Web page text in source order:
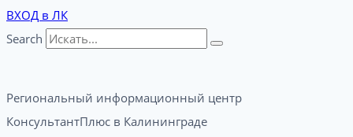
ВХОД в ЛК
Search
Региональный информационный центр
КонсультантПлюс в Калининграде​